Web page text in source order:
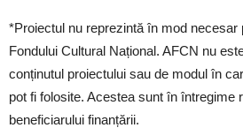
*Proiectul nu reprezintă în mod necesar
Fondului Cultural Național. AFCN nu
conținutul proiectului sau de modul în
pot fi folosite. Acestea sunt în întregime
beneficiarului finanțării.